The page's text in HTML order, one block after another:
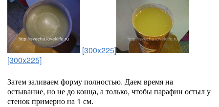
[300x225]
[300x225]
Затем заливаем форму полностью. Даем время на
остывание, но не до конца, а только, чтобы парафин остыл у
стенок примерно на 1 см.